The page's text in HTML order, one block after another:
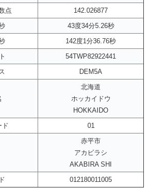
点
142.026877
43度34分5.26秒
142度1分36.76秒
54TWP82922441
DEM5A
北海道
ホッカイドウ
HOKKAIDO
ド
01
赤平市
アカビラシ
AKABIRA SHI
012180011005